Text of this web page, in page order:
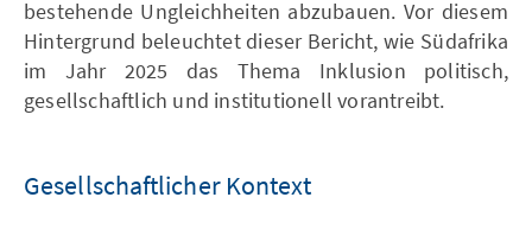
bestehende Ungleichheiten abzubauen. Vor diesem
Hintergrund beleuchtet dieser Bericht, wie Südafrika
im Jahr 2025 das Thema Inklusion politisch,
gesellschaftlich und institutionell vorantreibt.
Gesellschaftlicher Kontext